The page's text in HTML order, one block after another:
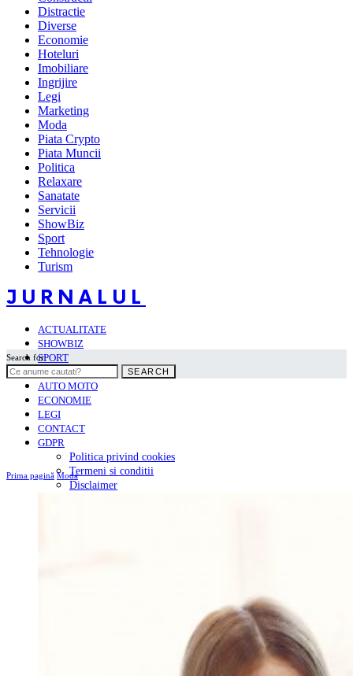
Distractie
Diverse
Economie
Hoteluri
Imobiliare
Ingrijire
Legi
Marketing
Moda
Piata Crypto
Piata Muncii
Politica
Relaxare
Sanatate
Servicii
ShowBiz
Sport
Tehnologie
Turism
JURNALUL
ACTUALITATE
SHOWBIZ
SPORT
POLITICA
AUTO MOTO
ECONOMIE
LEGI
CONTACT
GDPR
Politica privind cookies
Termeni si conditii
Disclaimer
Search for:
SEARCH
Prima pagină Moda